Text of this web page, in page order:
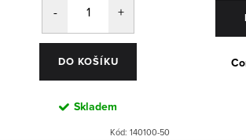
DO KOŠÍKU
Skladem
Kód: 140100-50